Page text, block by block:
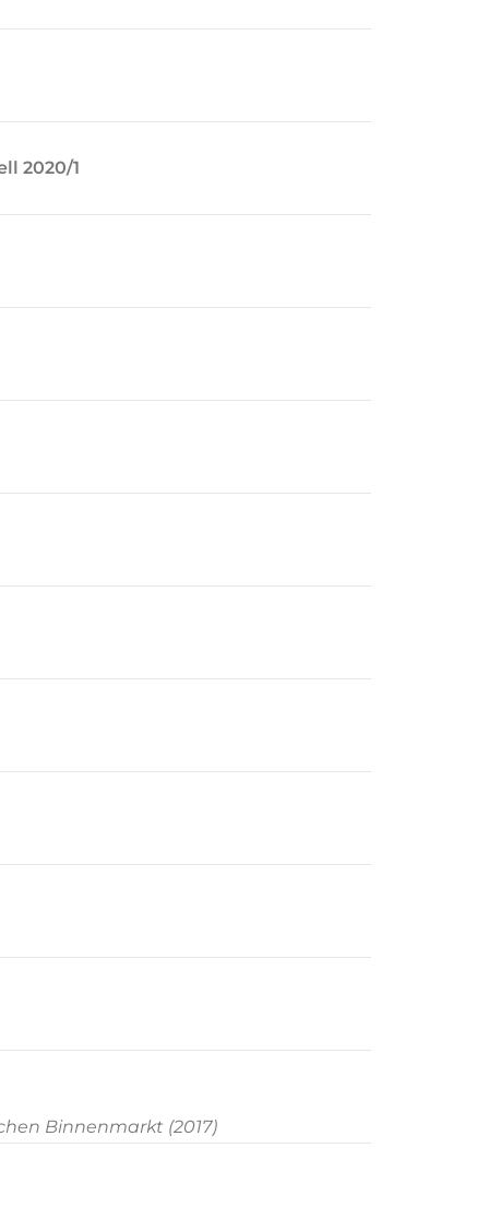
2020/1
Binnenmarkt (2017)